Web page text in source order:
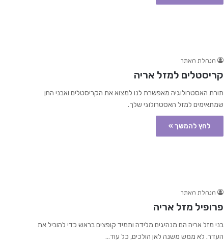
הנהלת האתר
קריסטלים למזל אריה
תורת האסטרולוגיה מאפשרת לנו למצוא את הקריסטלים ואבני החן
שמתאימים למזל האסטרולוגי שלך.
לחץ להמשך »
הנהלת האתר
פרופיל מזל אריה
בני מזל אריה הם מנהיגים מלידה ותמיד קופצים בראש כדי להוביל את
העדר. לא ממש משנה לאן הולכים, כל עוד…